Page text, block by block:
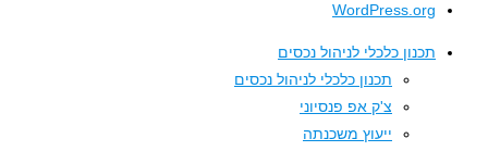
WordPress.org
תכנון כלכלי לניהול נכסים
תכנון כלכלי לניהול נכסים
צ'ק אפ פנסיוני
ייעוץ משכנתה